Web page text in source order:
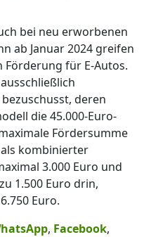
bei neu erworbenen
ab Januar 2024 greifen
für E-Autos.
deren
die 45.000-Euro-
Fördersumme
kombinierter
3.000 Euro und
1.500 Euro drin,
Euro.
, Facebook,